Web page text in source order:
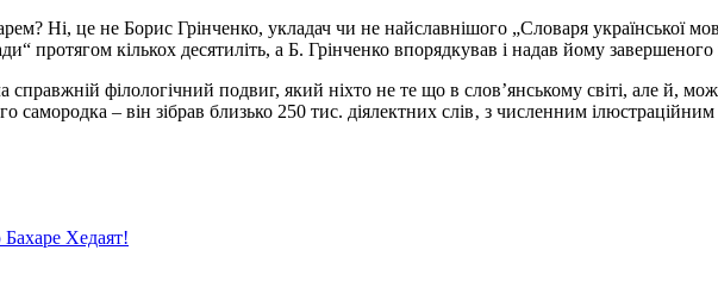
Ні, це не Борис Грін­ченко, укладач чи не найславнішого „Словаря української
протягом кількох десятиліть, а Б. Грінченко впорядкував і надав йому завершеного
філологічний подвиг, який ніхто не те що в слов’ян­ському світі, але й,
самородка – він зібрав близько 250 тис. діялектних слів‚ з численним
Хедаят!